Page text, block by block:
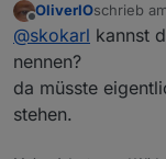
Beim Start
deshalb
Offline
OliverIOschrieb
zuletzt
@skokarl kannst
nennen?
da müsste
stehen.